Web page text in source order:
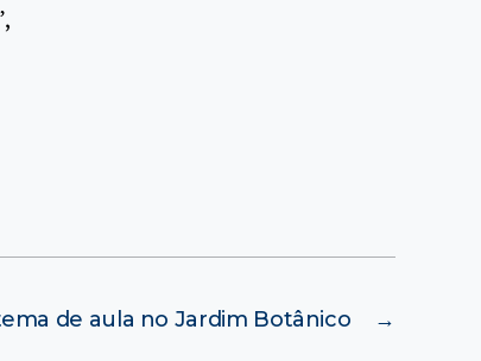
→
de aula no Jardim Botânico